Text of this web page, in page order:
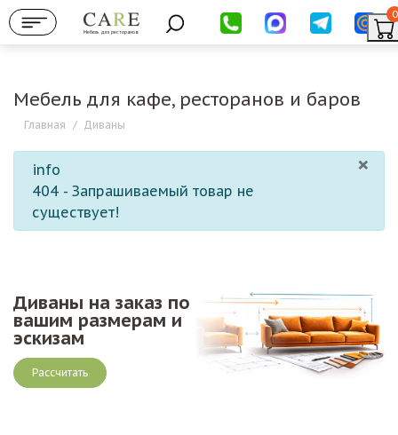
Мебель для ресторанов
0
Мебель для кафе, ресторанов и баров
Главная / Диваны
×
info
404 - Запрашиваемый товар не
существует!
Диваны на заказ по
вашим размерам и
эскизам
Рассчитать